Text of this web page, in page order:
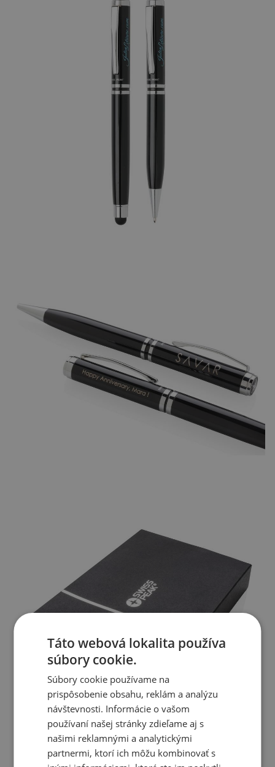
Táto webová lokalita používa
súbory cookie.
Súbory cookie používame na
prispôsobenie obsahu, reklám a analýzu
návštevnosti. Informácie o vašom
používaní našej stránky zdieľame aj s
našimi reklamnými a analytickými
partnermi, ktorí ich môžu kombinovať s